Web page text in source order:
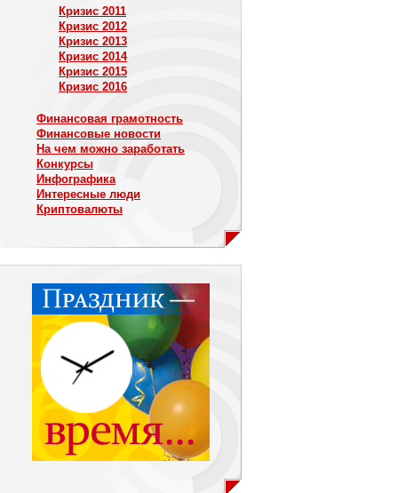
Кризис 2011
Кризис 2012
Кризис 2013
Кризис 2014
Кризис 2015
Кризис 2016
Финансовая грамотность
Финансовые новости
На чем можно заработать
Конкурсы
Инфографика
Интересные люди
Криптовалюты